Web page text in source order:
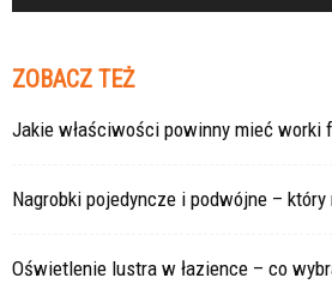
ZOBACZ TEŻ
Jakie właściwości powinny mieć worki
Nagrobki pojedyncze i podwójne –
Oświetlenie lustra w łazience – co